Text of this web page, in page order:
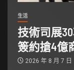
生活
技術司展
簽約搶4億
2026 年 8 月 7 日